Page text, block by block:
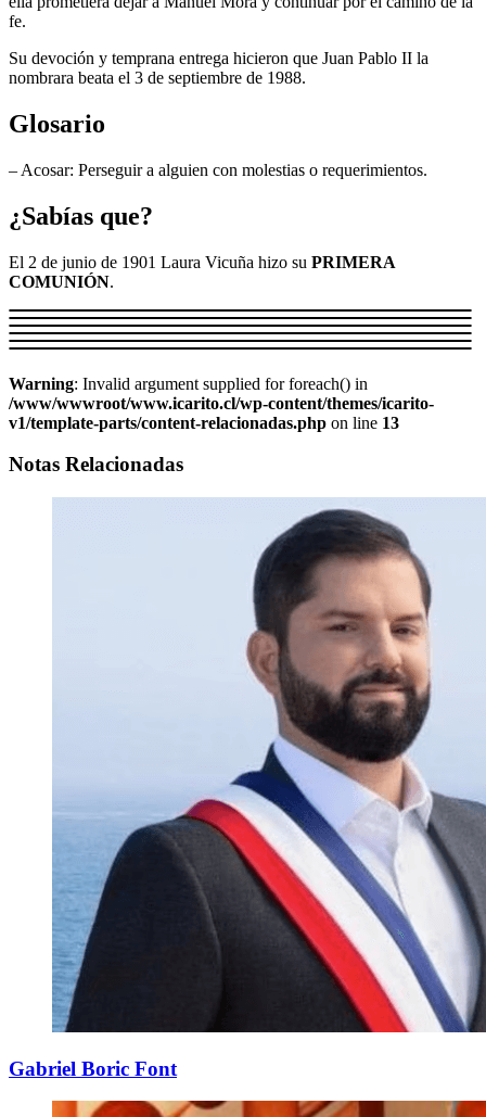
fe.
Su devoción y temprana entrega hicieron que Juan Pablo II la
nombrara beata el 3 de septiembre de 1988.
Glosario
– Acosar: Perseguir a alguien con molestias o requerimientos.
¿Sabías que?
El 2 de junio de 1901 Laura Vicuña hizo su PRIMERA
COMUNIÓN.
Warning: Invalid argument supplied for foreach() in
/www/wwwroot/www.icarito.cl/wp-content/themes/icarito-
v1/template-parts/content-relacionadas.php on line 13
Notas Relacionadas
Gabriel Boric Font